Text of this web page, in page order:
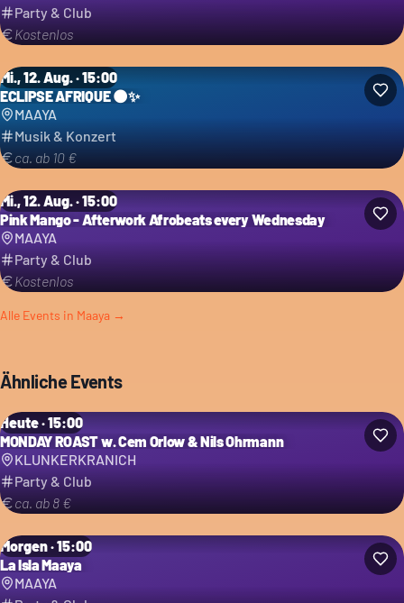
Party & Club
Kostenlos
Mi., 12. Aug. · 15:00
ECLIPSE AFRIQUE 🌑✨
MAAYA
Musik & Konzert
ca. ab 10 €
Mi., 12. Aug. · 15:00
Pink Mango - Afterwork Afrobeats every Wednesday
MAAYA
Party & Club
Kostenlos
Alle Events in Maaya →
Ähnliche Events
Heute · 15:00
MONDAY ROAST w. Cem Orlow & Nils Ohrmann
KLUNKERKRANICH
Party & Club
ca. ab 8 €
Morgen · 15:00
La Isla Maaya
MAAYA